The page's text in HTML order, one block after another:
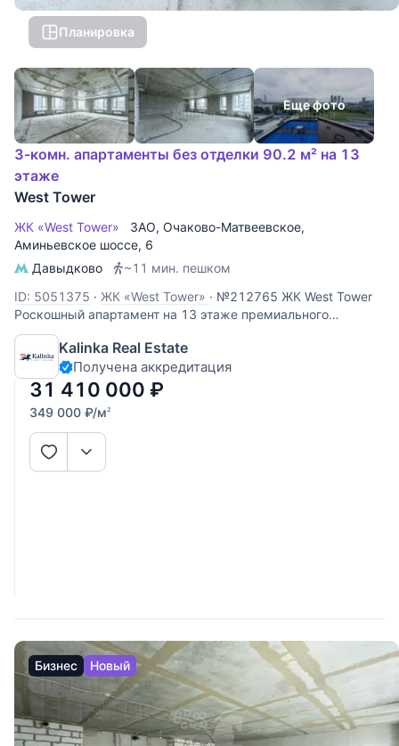
Планировка
Еще фото
3-комн. апартаменты без отделки 90.2 м² на 13
этаже
West Tower
ЖК «West Tower» ЗАО, Очаково-Матвеевское,
Аминьевское шоссе, 6
Давыдково
~11 мин. пешком
ID: 5051375 · ЖК «West Tower» · №212765 ЖК West Tower
Роскошный апартамент на 13 этаже премиального
комплекса West Tower. Этот объект идеально подходит для
личного проживания или сдачи в аренду с высокой
доходностью. Панорамные виды: высокий 13 этаж
открывает вид во двор,
Kalinka Real Estate
Получена аккредитация
31 410 000 ₽
349 000 ₽/м2
Бизнес Новый